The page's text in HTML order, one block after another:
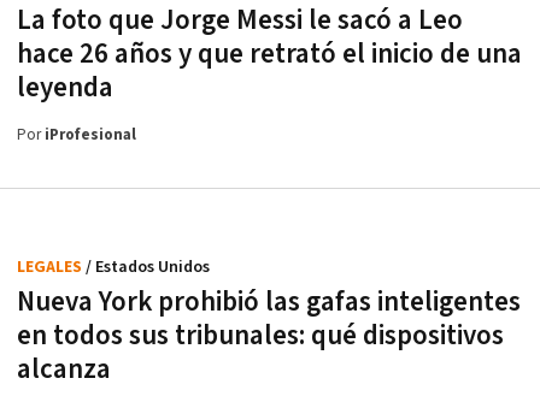
La foto que Jorge Messi le sacó a Leo
hace 26 años y que retrató el inicio de una
leyenda
PoriProfesional
Nueva York prohibió las gafas inteligentes
en todos sus tribunales: qué dispositivos
alcanza
LEGALES / Estados Unidos